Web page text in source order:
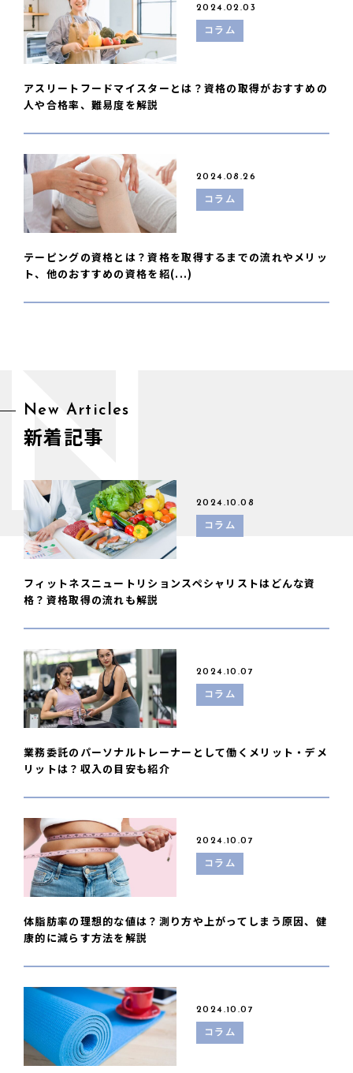
2024.02.03
コラム
アスリートフードマイスターとは？資格の取得がおすすめの
人や合格率、難易度を解説
2024.08.26
コラム
テーピングの資格とは？資格を取得するまでの流れやメリッ
ト、他のおすすめの資格を紹(...)
New Articles
新着記事
2024.10.08
コラム
フィットネスニュートリションスペシャリストはどんな資
格？資格取得の流れも解説
2024.10.07
コラム
業務委託のパーソナルトレーナーとして働くメリット・デメ
リットは？収入の目安も紹介
2024.10.07
コラム
体脂肪率の理想的な値は？測り方や上がってしまう原因、健
康的に減らす方法を解説
2024.10.07
コラム